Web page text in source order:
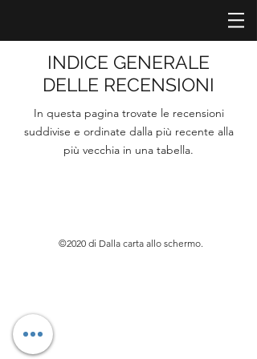
INDICE GENERALE
DELLE RECENSIONI
In questa pagina trovate le recensioni
suddivise e ordinate dalla più recente alla
più vecchia in una tabella.
©2020 di Dalla carta allo schermo.